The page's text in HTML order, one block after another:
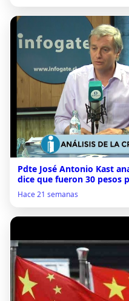
Pdte José Antonio Kast
dice que fueron 30 pesos
Hace 21 semanas